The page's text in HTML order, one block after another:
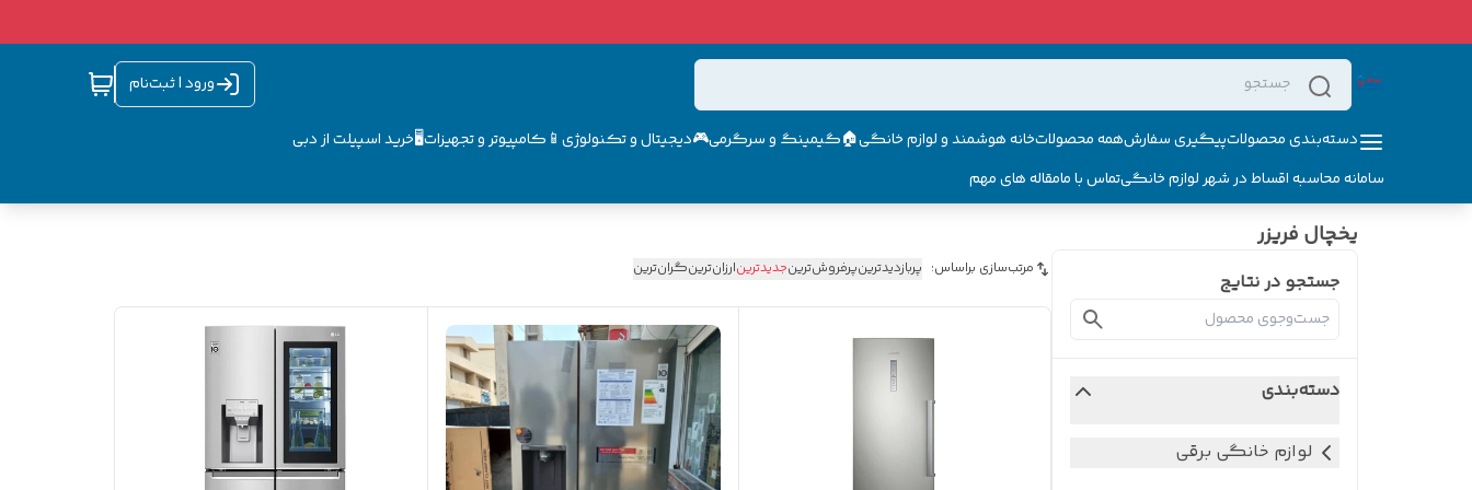
ورود | ثبت‌نام
دسته‌بندی محصولاتپیگیری سفارشهمه محصولاتخانه هوشمند و لوازم خانگی🏠گیمینگ و سرگرمی🎮دیجیتال و تکنولوژی📱 کامپیوتر و تجهیزات🖥️خرید اسپیلت از دبی
سامانه محاسبه اقساط در شهر لوازم خانگیتماس با مامقاله های مهم
یخچال فریزر
جستجو در نتایج
دسته‌بندی
لوازم خانگی برقی
مرتب‌سازی براساس: پربازدیدترینپرفروش‌ترینجدیدترینارزان‌ترینگران‌ترین